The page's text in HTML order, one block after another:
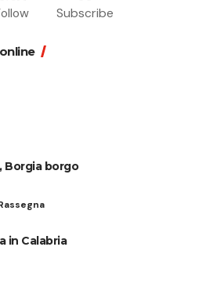
Subscribe
Borgia borgo
in Calabria